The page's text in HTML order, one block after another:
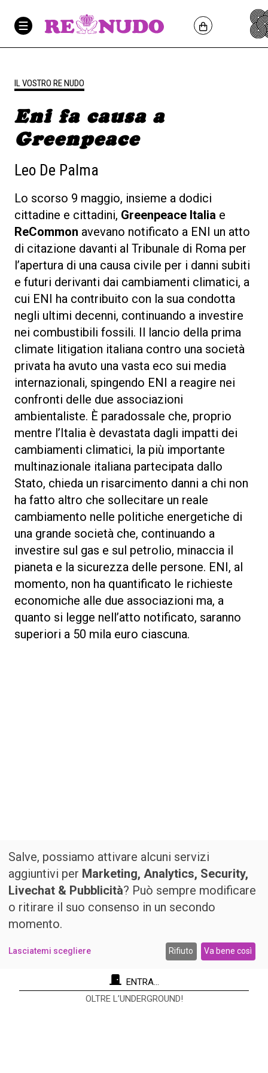
ENTRA...
OLTRE L’UNDERGROUND!
IL VOSTRO RE NUDO
Eni fa causa a
Greenpeace
Leo De Palma
Lo scorso 9 maggio, insieme a dodici
cittadine e cittadini, Greenpeace Italia e
ReCommon avevano notificato a ENI un atto
di citazione davanti al Tribunale di Roma per
l’apertura di una causa civile per i danni subiti
e futuri derivanti dai cambiamenti climatici, a
cui ENI ha contribuito con la sua condotta
negli ultimi decenni, continuando a investire
nei combustibili fossili. Il lancio della prima
climate litigation italiana contro una società
privata ha avuto una vasta eco sui media
internazionali, spingendo ENI a reagire nei
confronti delle due associazioni
ambientaliste. È paradossale che, proprio
mentre l’Italia è devastata dagli impatti dei
cambiamenti climatici, la più importante
multinazionale italiana partecipata dallo
Stato, chieda un risarcimento danni a chi non
ha fatto altro che sollecitare un reale
cambiamento nelle politiche energetiche di
una grande società che, continuando a
investire sul gas e sul petrolio, minaccia il
pianeta e la sicurezza delle persone. ENI, al
momento, non ha quantificato le richieste
economiche alle due associazioni ma, a
quanto si legge nell’atto notificato, saranno
superiori a 50 mila euro ciascuna.
Salve, possiamo attivare alcuni servizi
aggiuntivi per Marketing, Analytics, Security,
Livechat & Pubblicità? Può sempre modificare
o ritirare il suo consenso in un secondo
momento.
Lasciatemi scegliere Rifiuto Va bene così